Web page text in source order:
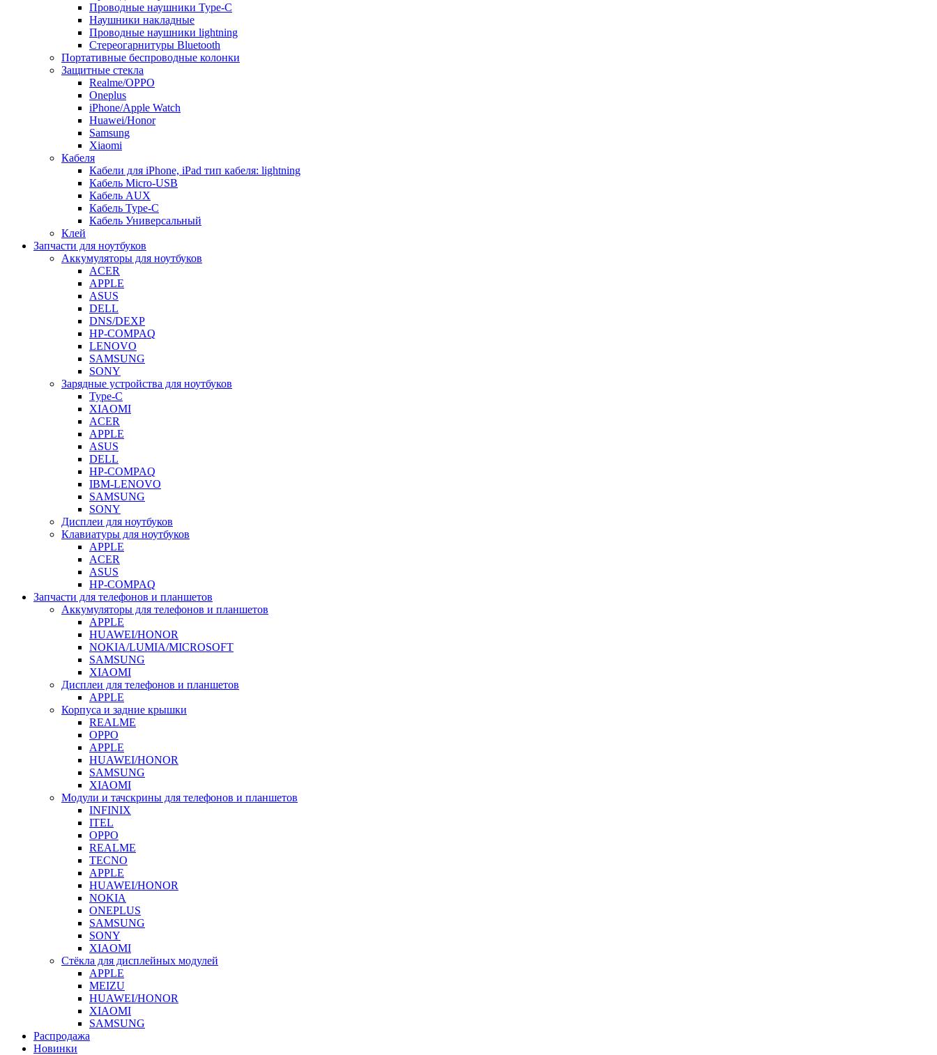
Проводные наушники Type-C
Наушники накладные
Проводные наушники lightning
Стереогарнитуры Bluetooth
Портативные беспроводные колонки
Защитные стекла
Realme/OPPO
Oneplus
iPhone/Apple Watch
Huawei/Honor
Samsung
Xiaomi
Кабеля
Кабели для iPhone, iPad тип кабеля: lightning
Кабель Micro-USB
Кабель AUX
Кабель Type-C
Кабель Универсальный
Клей
Запчасти для ноутбуков
Аккумуляторы для ноутбуков
ACER
APPLE
ASUS
DELL
DNS/DEXP
HP-COMPAQ
LENOVO
SAMSUNG
SONY
Зарядные устройства для ноутбуков
Type-C
XIAOMI
ACER
APPLE
ASUS
DELL
HP-COMPAQ
IBM-LENOVO
SAMSUNG
SONY
Дисплеи для ноутбуков
Клавиатуры для ноутбуков
APPLE
ACER
ASUS
HP-COMPAQ
Запчасти для телефонов и планшетов
Аккумуляторы для телефонов и планшетов
APPLE
HUAWEI/HONOR
NOKIA/LUMIA/MICROSOFT
SAMSUNG
XIAOMI
Дисплеи для телефонов и планшетов
APPLE
Корпуса и задние крышки
REALME
OPPO
APPLE
HUAWEI/HONOR
SAMSUNG
XIAOMI
Модули и тачскрины для телефонов и планшетов
INFINIX
ITEL
OPPO
REALME
TECNO
APPLE
HUAWEI/HONOR
NOKIA
ONEPLUS
SAMSUNG
SONY
XIAOMI
Стёкла для дисплейных модулей
APPLE
MEIZU
HUAWEI/HONOR
XIAOMI
SAMSUNG
Распродажа
Новинки